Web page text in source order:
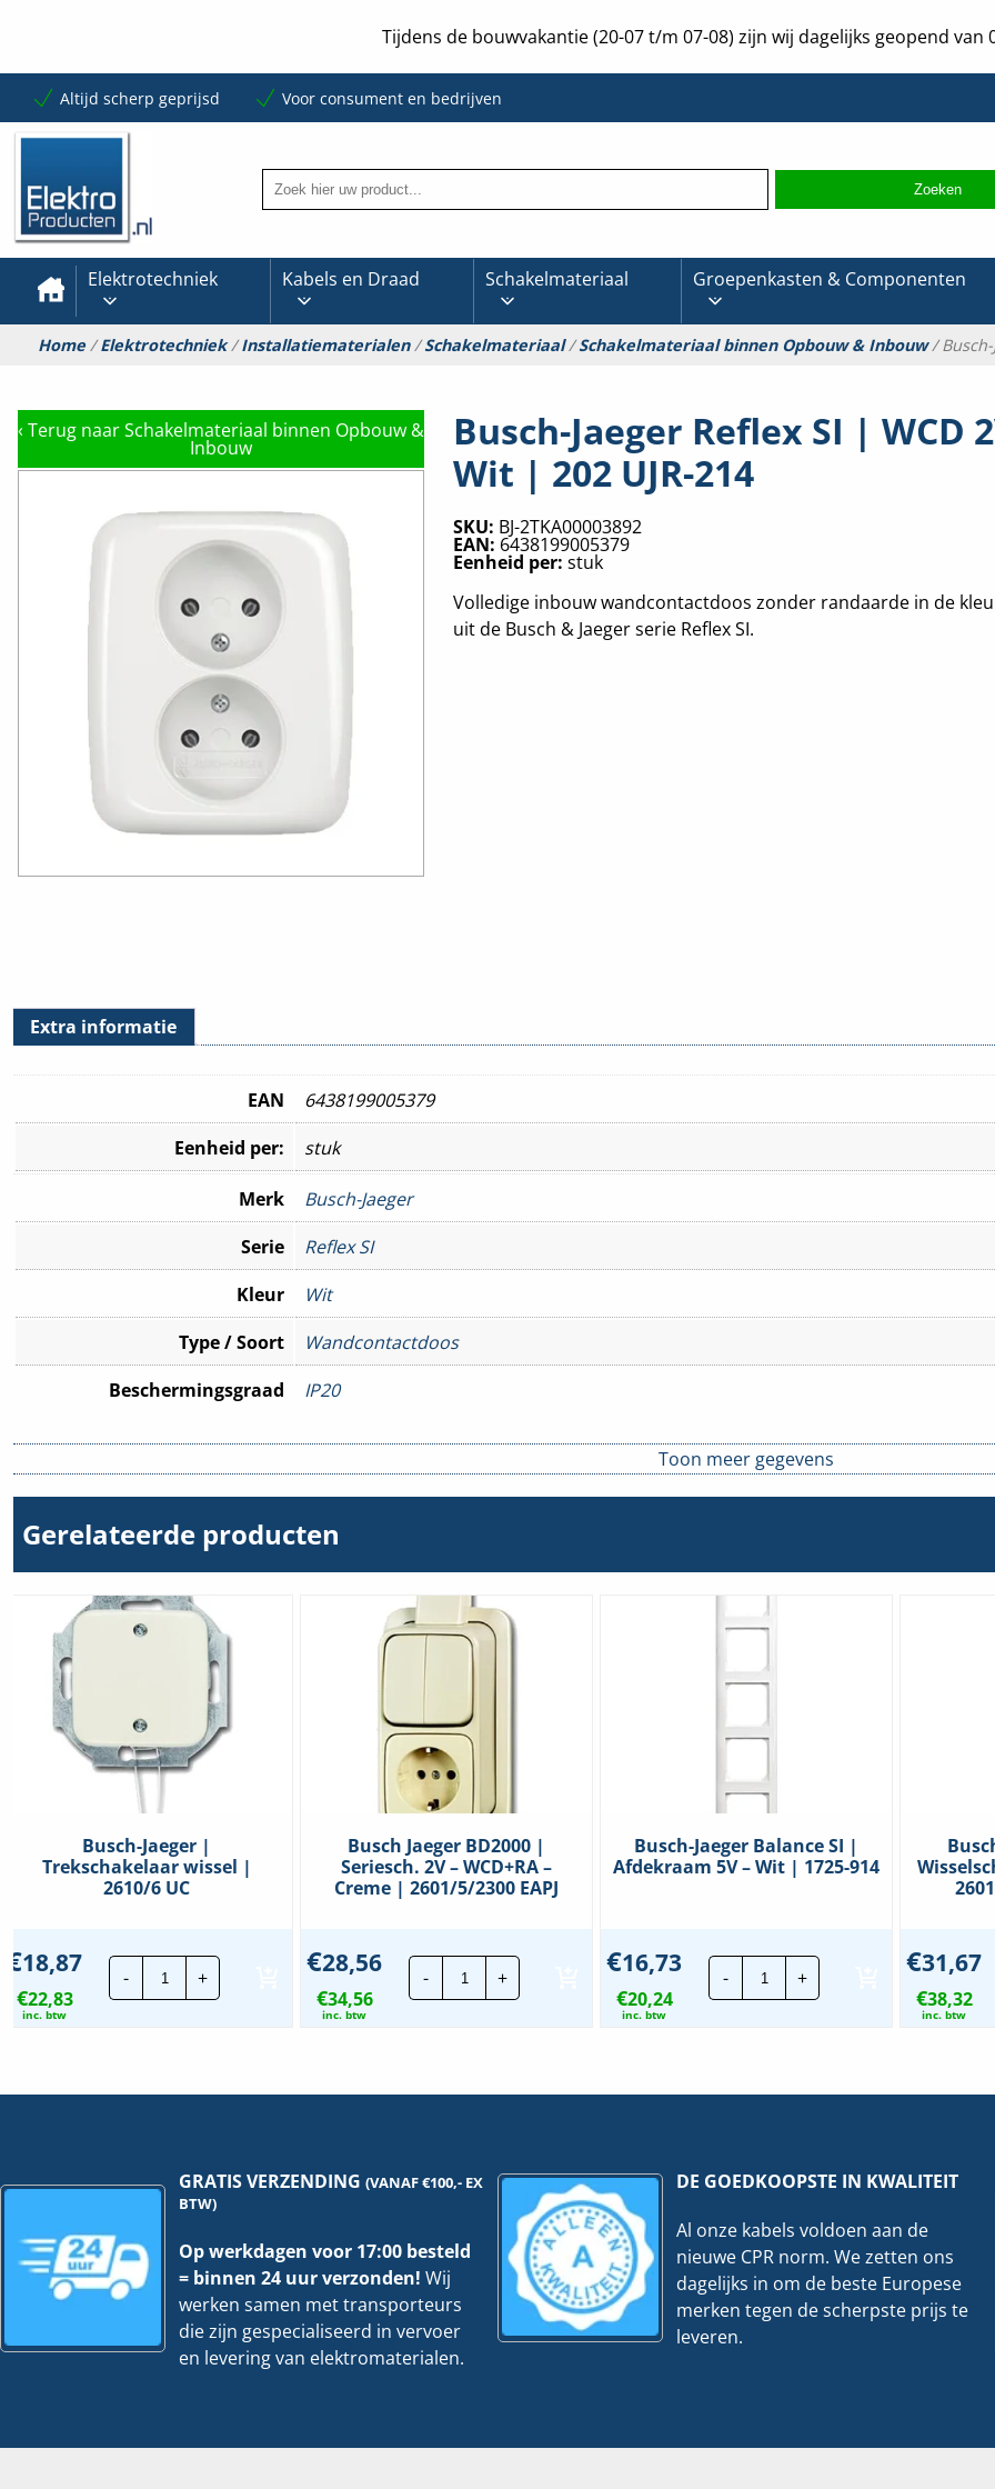
Tijdens de bouwvakantie (20-07 t/m 07-08) zijn wij dagelijks geopend van
Altijd scherp geprijsd Voor consument en bedrijven
Elektrotechniek Kabels en Draad Schakelmateriaal Groepenkasten & Componenten
Home/Elektrotechniek/Installatiematerialen/Schakelmateriaal/Schakelmateriaal binnen Opbouw & Inbouw/ Busch-
‹ Terug naar Schakelmateriaal binnen Opbouw &
Inbouw
Busch-Jaeger Reflex SI | WCD
Wit | 202 UJR-214
SKU: BJ-2TKA00003892
EAN: 6438199005379
Eenheid per: stuk
Volledige inbouw wandcontactdoos zonder randaarde in de
uit de Busch & Jaeger serie Reflex SI.
Extra informatie
EAN
6438199005379
Eenheid per:
stuk
Merk
Busch-Jaeger
Serie
Reflex SI
Kleur
Wit
Type / Soort
Wandcontactdoos
Beschermingsgraad
IP20
Montagewijze
Inbouw
Toon meer gegevens
Gerelateerde producten
Busch-Jaeger |
Trekschakelaar wissel |
2610/6 UC
€18,87
€22,83
inc. btw
-
Busch-
Jaeger
|
+
Busch Jaeger BD2000 |
Seriesch. 2V – WCD+RA –
Creme | 2601/5/2300 EAPJ
€28,56
€34,56
inc. btw
-
Busch
Jaeger
BD2000
EAPJ
hoeveelheid
+
Busch-Jaeger Balance SI |
Afdekraam 5V – Wit | 1725-914
€16,73
€20,24
inc. btw
-
Busch-
Jaeger
Balance
hoeveelheid
+ €31,67
€38,32
inc. btw
GRATIS VERZENDING(VANAF €100,- EX
BTW)
Op werkdagen voor 17:00 besteld
= binnen 24 uur verzonden! Wij
werken samen met transporteurs
die zijn gespecialiseerd in vervoer
en levering van elektromaterialen.
DE GOEDKOOPSTE IN KWALITEIT
Al onze kabels voldoen aan de
nieuwe CPR norm. We zetten ons
dagelijks in om de beste Europese
merken tegen de scherpste prijs te
leveren.